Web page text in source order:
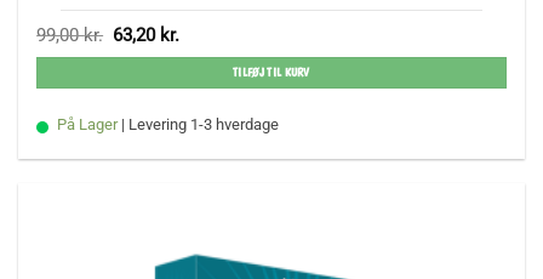
99,00kr. Den
oprindelige
pris
99,00 kr..
63,20 kr.
aktuelle
pris
63,20 kr..
TILFØJ TIL KURV
På Lager | Levering 1-3 hverdage